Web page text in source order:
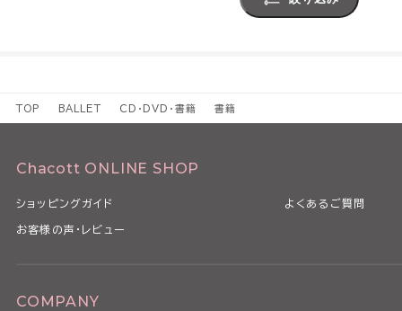
TOP BALLET CD・DVD・書籍 書籍
Chacott ONLINE SHOP
ショッピングガイド よくあるご質問
お客様の声・レビュー
COMPANY